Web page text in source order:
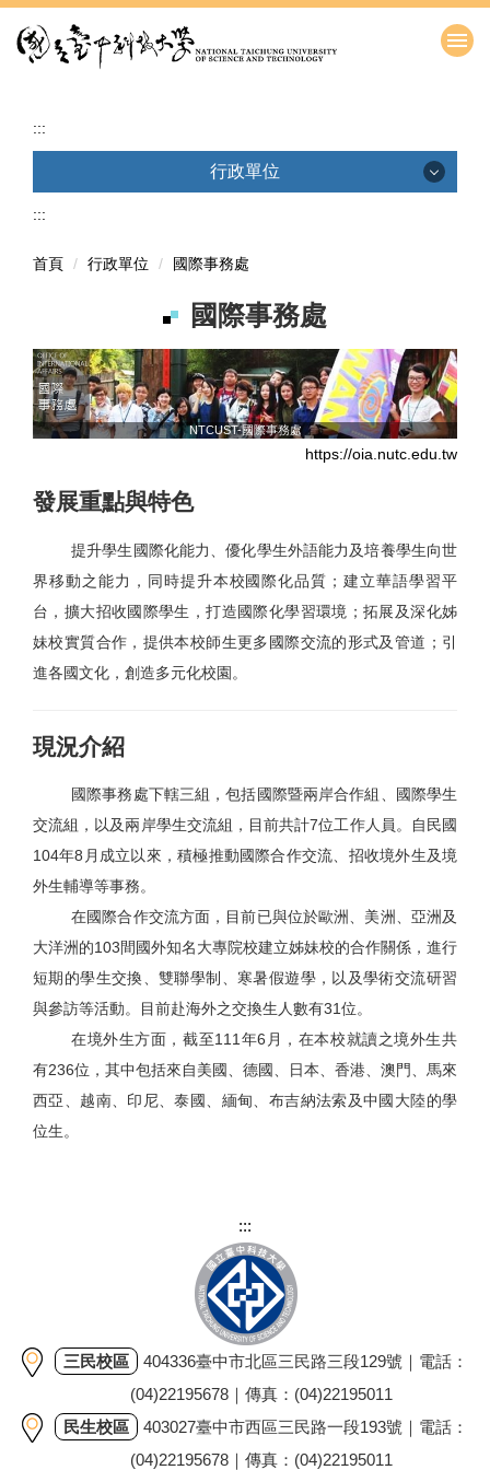
到
:::
行政單位
秘書室
學生事務處
總務處
國際事務處
職涯及諮商輔導中心
電算中心
圖書館
環境與安全衛生中心
推廣部
軍訓室
稽核室
校務研究中心
人事室
主計室
空中學院
:::
首頁 行政單位 國際事務處
國際事務處
NTCUST-國際事務處
https://oia.nutc.edu.tw
發展重點與特色
提升學生國際化能力、優化學生外語能力及培養學生向世
界移動之能力，同時提升本校國際化品質；建立華語學習平
台，擴大招收國際學生，打造國際化學習環境；拓展及深化姊
妹校實質合作，提供本校師生更多國際交流的形式及管道；引
進各國文化，創造多元化校園。
現況介紹
國際事務處下轄三組，包括國際暨兩岸合作組、國際學生
交流組，以及兩岸學生交流組，目前共計7位工作人員。自民國
104年8月成立以來，積極推動國際合作交流、招收境外生及境
外生輔導等事務。
在國際合作交流方面，目前已與位於歐洲、美洲、亞洲及
大洋洲的103間國外知名大專院校建立姊妹校的合作關係，進行
短期的學生交換、雙聯學制、寒暑假遊學，以及學術交流研習
與參訪等活動。目前赴海外之交換生人數有31位。
在境外生方面，截至111年6月，在本校就讀之境外生共
有236位，其中包括來自美國、德國、日本、香港、澳門、馬來
西亞、越南、印尼、泰國、緬甸、布吉納法索及中國大陸的學
位生。
:::
三民校區
404336臺中市北區三民路三段129號｜電話：
(04)22195678｜傳真：(04)22195011
民生校區
403027臺中市西區三民路一段193號｜電話：
(04)22195678｜傳真：(04)22195011